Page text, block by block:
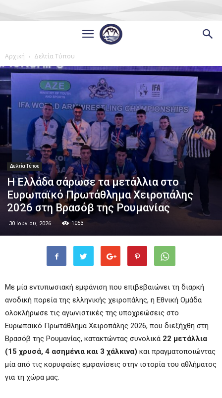
Αρχική Δελτία Τύπου
Δελτία Τύπου
Η Ελλάδα σάρωσε τα μετάλλια στο
Ευρωπαϊκό Πρωτάθλημα Χειροπάλης
2026 στη Βρασόβ της Ρουμανίας
30 Ιουνίου, 2026 1053
Με μία εντυπωσιακή εμφάνιση που επιβεβαιώνει τη διαρκή
ανοδική πορεία της ελληνικής χειροπάλης, η Εθνική Ομάδα
ολοκλήρωσε τις αγωνιστικές της υποχρεώσεις στο
Ευρωπαϊκό Πρωτάθλημα Χειροπάλης 2026, που διεξήχθη στη
Βρασόβ της Ρουμανίας, κατακτώντας συνολικά 22 μετάλλια
(15 χρυσά, 4 ασημένια και 3 χάλκινα) και πραγματοποιώντας
μία από τις κορυφαίες εμφανίσεις στην ιστορία του αθλήματος
για τη χώρα μας.